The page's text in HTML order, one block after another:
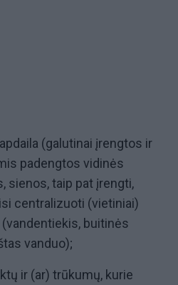
(galutinai įrengtos ir
padengtos vidinės
sienos, taip pat įrengti,
centralizuoti (vietiniai)
buitinės
vanduo);
ir (ar) trūkumų, kurie